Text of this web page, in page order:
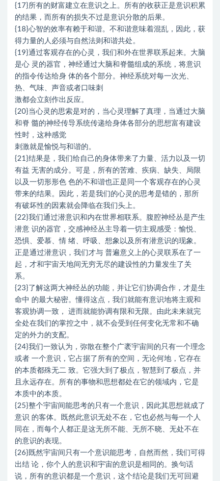
{17}所有的财富建立在意识之上。所有的收获正是意识积累
的结果，而所有的损失不过是意识分散的后果。
{18}心智的效率有赖于和谐。不和谐意味着混乱，因此，获
得力量的人必须与自然法则和谐共处。
{19}通过客观存在的心灵，我们和外在世界联系起来。大脑
是心 灵的器官，神经通过大脑和脊髓组成的系统，将意识
的指令传达给身 体的各个部分。神经系统对每一次光、
热、气味、声音或者口味刺
激都会立刻作出反应。
{20}当心灵的思索是对的，当心灵理解了真理，当通过大脑
和脊 髓的神经传导系统传递给身体各部分的思想富有建设
性时，这种感觉
刺激就是愉悦与和谐的。
{21}结果是，我们给自己的身体带来了力量、活力以及一切
有益 无害的成分。可是，所有的苦难、疾病、缺失、局限
以及一切形形色 色的不和谐也正是同一个客观存在的心灵
带来的结果。因此，若是我们的心灵的思考是错的，那所
有破坏性的因素就会降临在我们头上。
{22}我们通过潜意识和内在世界相联系。腹腔神经丛是产生
潜意 识的器官，交感神经丛主导着一切主观感受：愉悦、
恐惧、爱慕、情 绪、呼吸、想象以及所有潜意识的现象。
正是通过潜意识，我们才与 普遍意义上的心灵联系在了一
起，才和宇宙天地间无穷无尽的建设性的力量发生了关
系。
{23}了解这两大神经丛的功能，并让它们协调合作，才是生
命中 的最大秘密。懂得这点，我们就能有意识地将主观和
客观协调一致， 进而就能协调有限和无限。由此未来就完
全处在我们的掌控之中，就不会受到任何变化无常和不确
定的外力的支配。
{24}我们一致认为，弥散在整个广袤宇宙间的只有一个理念
或者 一个意识，它占据了所有的空间，无论何地，它存在
的本质都殊无二 致。它强大到了极点，智慧到了极点，并
且永远存在。所有的事物和思想都处在它的领域内，它是
本质中的本质。
{25}整个宇宙间能思考的只有一个意识，因此其思想就成了
意识 的客体。既然此意识无处不在，它也必然与每一个人
同在，而每个人都正是这无所不能、无所不晓、无处不在
的意识的表现。
{26}既然宇宙间只有一个意识能思考，自然而然，我们可得
出结 论，你个人的意识和宇宙的意识是相同的。换句话
说，所有的意识都是一个意识，这个结论是我们无可回避